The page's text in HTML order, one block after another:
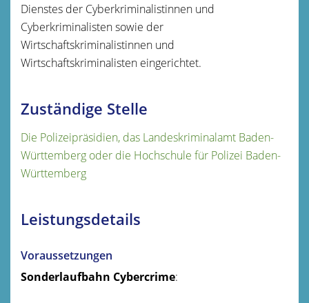
Dienstes der Cyberkriminalistinnen und
Cyberkriminalisten sowie der
Wirtschaftskriminalistinnen und
Wirtschaftskriminalisten eingerichtet.
Zuständige Stelle
Die Polizeipräsidien, das Landeskriminalamt Baden-
Württemberg oder die Hochschule für Polizei Baden-
Württemberg
Leistungsdetails
Voraussetzungen
Sonderlaufbahn Cybercrime: